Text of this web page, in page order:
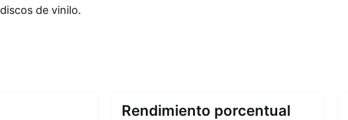
discos de vinilo.
Rendimiento porcentual